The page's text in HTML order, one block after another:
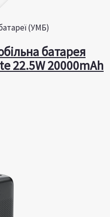
(УМБ)
батарея
22.5W 20000mAh